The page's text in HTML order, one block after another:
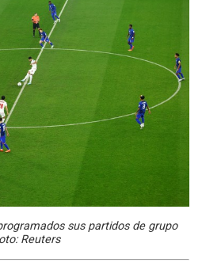
sus partidos de grupo
Reuters